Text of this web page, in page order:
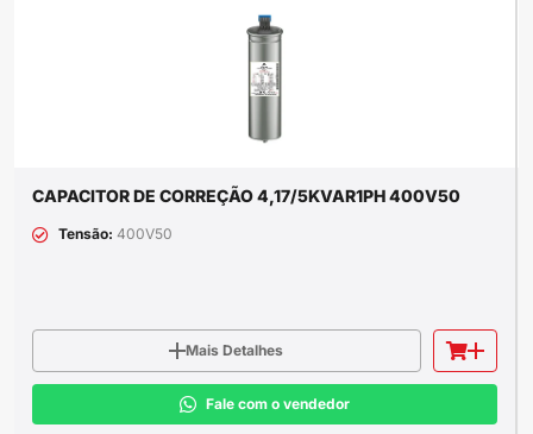
CAPACITOR DE CORREÇÃO 4,17/5KVAR1PH 400V50
Tensão: 400V50
Mais Detalhes
Fale com o vendedor